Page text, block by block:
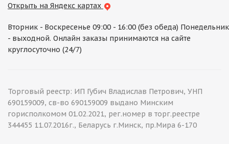
Открыть на Яндекс картах
Вторник - Воскресенье 09:00 - 16:00 (без обеда) Понедельник
- выходной. Онлайн заказы принимаются на сайте
круглосуточно (24/7)
Торговый реестр: ИП Губич Владислав Петрович, УНП
690159009, св-во 690159009 выдано Минским
горисполкомом 01.02.2021, рег.номер в торг.реестре
344455 11.07.2016г., Беларусь г.Минск, пр.Мира 6-170